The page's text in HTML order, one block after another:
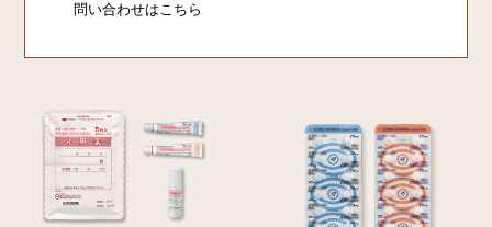
問い合わせはこちら